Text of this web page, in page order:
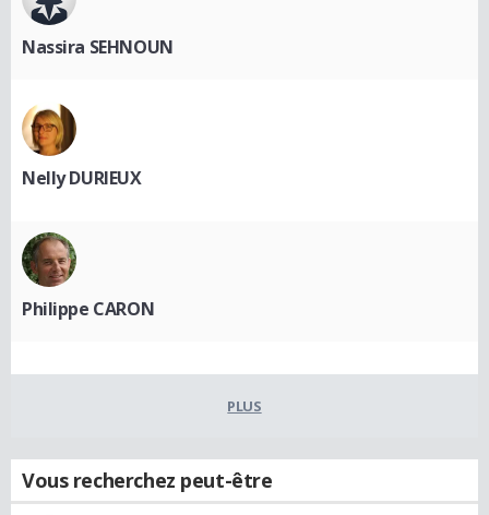
Nassira SEHNOUN
Nelly DURIEUX
Philippe CARON
PLUS
Vous recherchez peut-être